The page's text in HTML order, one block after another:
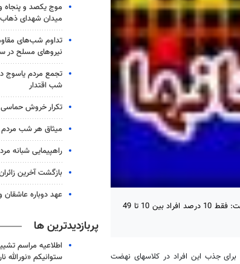
آبادان – خبرگزاری مهر: رئیس اداره سواد آموزی آموزش و پرورش آبادان گفت: فقط 10 درصد افراد بین 10 تا 49
برای جذب این افراد در کلاسهای نهضت
موج یکصد و
میدان شهدای ذهاب
تداوم شب‌های
نیروهای مسلح در
تجمع مردم یاسوج
شب اقتدار
تکرار خروش حماسی
میثاق هر شب مردم
راهپیمایی شبانه
بازگشت آخرین
عهد دوباره عاشقان
پربازدیدترین ها
اطلاعیه مراسم
ستوانیکم «نورالله